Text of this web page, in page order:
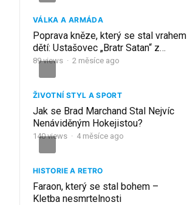
VÁLKA A ARMÁDA
Poprava kněze, který se stal vrahem
dětí: Ustašovec „Bratr Satan“ z
Jasenovace: Miroslav Filipović
89views · 2 měsíce ago
ŽIVOTNÍ STYL A SPORT
Jak se Brad Marchand Stal Nejvíc
Nenáviděným Hokejistou?
140views · 4 měsíce ago
HISTORIE A RETRO
Faraon, který se stal bohem –
Kletba nesmrtelnosti